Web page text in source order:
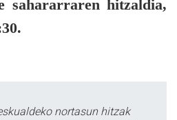
sahararraren hitzaldia,
nortasun hitzak